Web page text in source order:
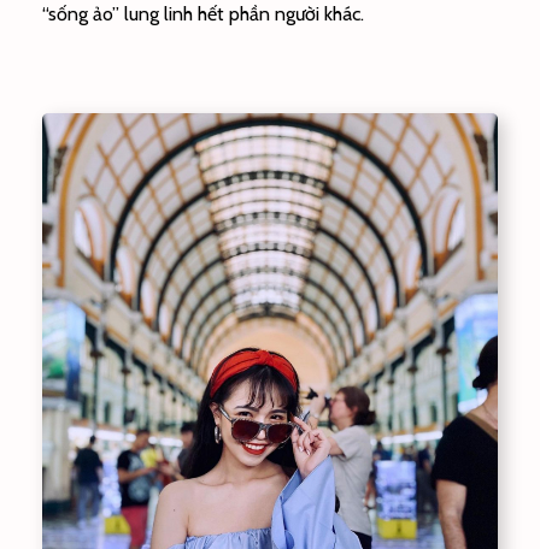
“sống ảo” lung linh hết phần người khác.